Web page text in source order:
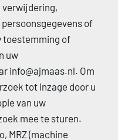
of
toestemming of
uw
info@ajmaas.nl. Om
tot inzage door u
van uw
mee te sturen.
MRZ (machine